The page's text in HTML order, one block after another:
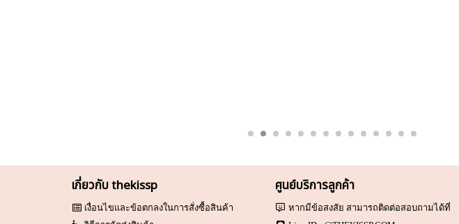
เกี่ยวกับ thekissp
เงื่อนไขและข้อตกลงในการสั่งซื้อสินค้า
ศูนย์บริการลูกค้า
หากมีข้อสงสัย สามารถติดต่อสอบถามได้ที่